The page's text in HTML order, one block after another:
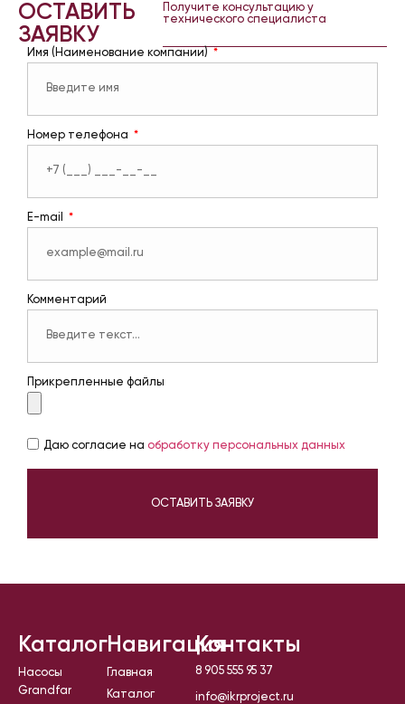
ОСТАВИТЬ
ЗАЯВКУ
Получите консультацию у
технического специалиста
Имя (Наименование компании)
Номер телефона
E-mail
Комментарий
Прикрепленные файлы
Даю согласие на обработку персональных данных
ОСТАВИТЬ ЗАЯВКУ
Каталог
Насосы
Grandfar
Навигация
Главная
Каталог
Контакты
8 905 555 95 37
info@ikrproject.ru